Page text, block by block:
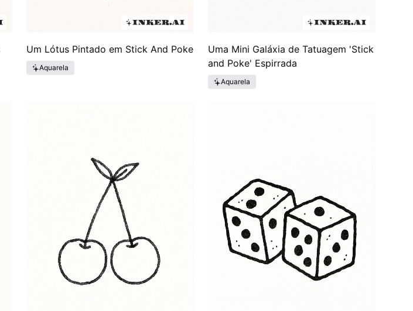
Um Lótus Pintado em Stick And Poke
Aquarela
Uma Mini Galáxia de Tatuagem 'Stick
and Poke' Espirrada
Aquarela